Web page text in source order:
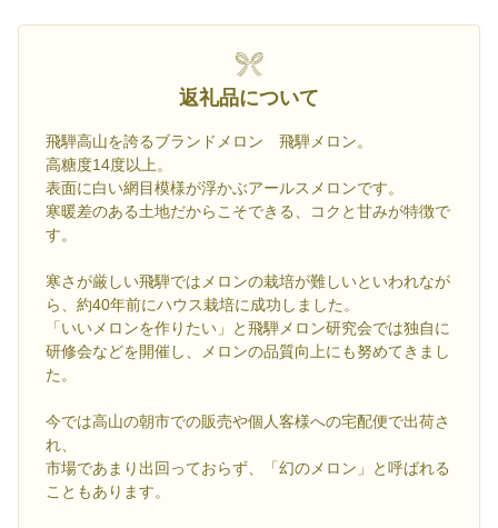
返礼品について
飛騨高山を誇るブランドメロン 飛騨メロン。
高糖度14度以上。
表面に白い網目模様が浮かぶアールスメロンです。
寒暖差のある土地だからこそできる、コクと甘みが特徴で
す。
寒さが厳しい飛騨ではメロンの栽培が難しいといわれなが
ら、約40年前にハウス栽培に成功しました。
「いいメロンを作りたい」と飛騨メロン研究会では独自に
研修会などを開催し、メロンの品質向上にも努めてきまし
た。
今では高山の朝市での販売や個人客様への宅配便で出荷さ
れ、
市場であまり出回っておらず、「幻のメロン」と呼ばれる
こともあります。